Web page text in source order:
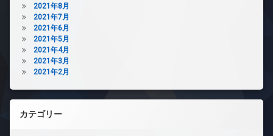
2021年8月
2021年7月
2021年6月
2021年5月
2021年4月
2021年3月
2021年2月
カテゴリー